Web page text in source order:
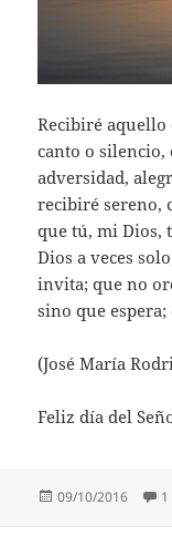
Recibiré
canto o silencio,
adversidad,
recibiré sereno,
que tú, mi Dios,
Dios a veces
invita; que no
sino que
(José María
Feliz día del
Publicado
09/10/2016